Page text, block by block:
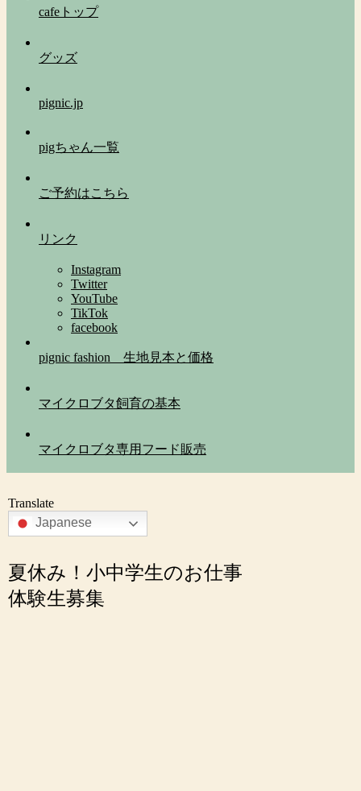
cafeトップ
グッズ
pignic.jp
pigちゃん一覧
ご予約はこちら
リンク
Instagram
Twitter
YouTube
TikTok
facebook
pignic fashion 生地見本と価格
マイクロブタ飼育の基本
マイクロブタ専用フード販売
Translate
Japanese
夏休み！小中学生のお仕事
体験生募集